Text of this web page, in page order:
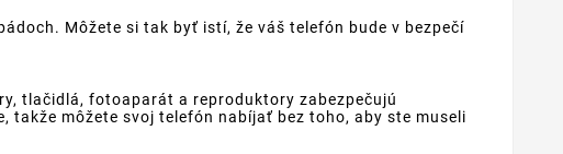
Môžete si tak byť istí, že váš telefón bude v bezpečí
tlačidlá, fotoaparát a reproduktory zabezpečujú
takže môžete svoj telefón nabíjať bez toho, aby ste museli